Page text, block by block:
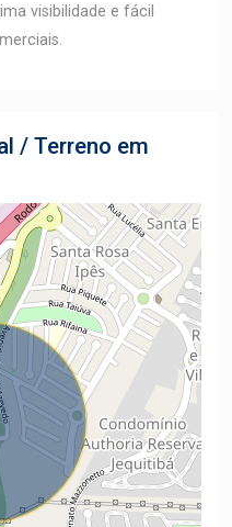
visibilidade e fácil
/ Terreno em